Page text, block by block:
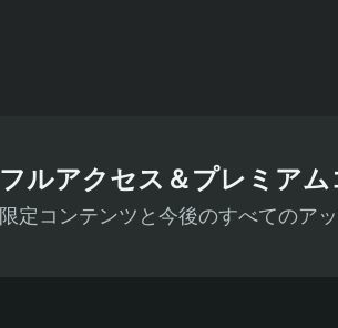
フルアクセス＆プレミア
限定コンテンツと今後のすべてのア